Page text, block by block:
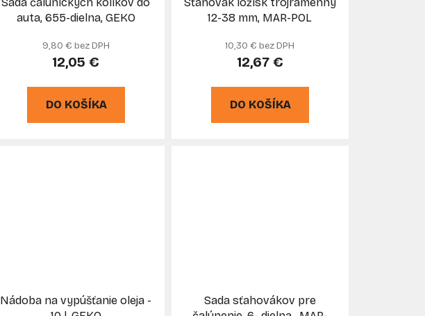
auta, 655-dielna, GEKO
9,80 € bez DPH
12,05 €
DO KOŠÍKA
12-38 mm, MAR-POL
10,30 € bez DPH
12,67 €
DO KOŠÍKA
Nádoba na vypúšťanie oleja -
Sada sťahovákov pre